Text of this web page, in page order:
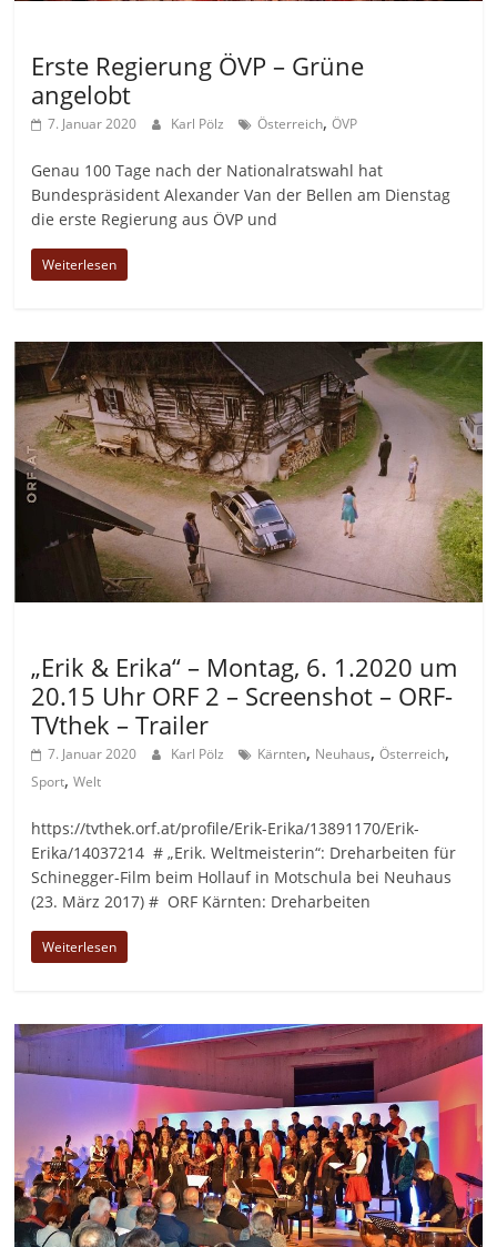
Erste Regierung ÖVP – Grüne
angelobt
7. Januar 2020 Karl Pölz Österreich,ÖVP
Genau 100 Tage nach der Nationalratswahl hat
Bundespräsident Alexander Van der Bellen am Dienstag
die erste Regierung aus ÖVP und
Weiterlesen
„Erik & Erika“ – Montag, 6. 1.2020 um
20.15 Uhr ORF 2 – Screenshot – ORF-
TVthek – Trailer
7. Januar 2020 Karl Pölz Kärnten, Neuhaus,Österreich,
Sport,Welt
https://tvthek.orf.at/profile/Erik-Erika/13891170/Erik-
Erika/14037214 # „Erik. Weltmeisterin“: Dreharbeiten für
Schinegger-Film beim Hollauf in Motschula bei Neuhaus
(23. März 2017) # ORF Kärnten: Dreharbeiten
Weiterlesen